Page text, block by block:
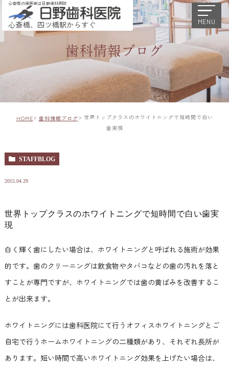
心斎橋の歯医者は日野歯科医院
心斎橋、四ツ橋駅からすぐ MENU
歯科情報ブログ
HOME 歯科情報ブログ
世界トップクラスのホワイトニングで短時間で白い
歯実現
STAFFBLOG
2015.04.29
世界トップクラスのホワイトニングで短時間で白い歯実
現
白く輝く歯にしたい場合は、ホワイトニングと呼ばれる施術が効果
的です。歯のクリーニングは飲食物やタバコなどの歯の汚れを落と
すことが専門ですが、ホワイトニングでは歯の黄ばみを改善するこ
とが出来ます。
ホワイトニングには歯科医院にて行うオフィスホワイトニングとご
自宅で行うホームホワイトニングの二種類があり、それぞれ長所が
あります。短い時間で高いホワイトニング効果を上げたい場合は、